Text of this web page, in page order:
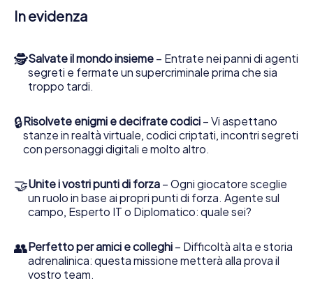
del Gallarate e avrete accesso alla vostra personale
galleria di immagini. Il gioco di Escape di myCityHunt rende
segreti e trasformi Gallarate in un'Escape Room all'aperto!
In evidenza
🕵Salvate il mondo insieme – Entrate nei panni di agenti
segreti e fermate un supercriminale prima che sia
troppo tardi.
🔒Risolvete enigmi e decifrate codici – Vi aspettano
stanze in realtà virtuale, codici criptati, incontri segreti
con personaggi digitali e molto altro.
🤝Unite i vostri punti di forza – Ogni giocatore sceglie
un ruolo in base ai propri punti di forza. Agente sul
campo, Esperto IT o Diplomatico: quale sei?
👥Perfetto per amici e colleghi – Difficoltà alta e storia
adrenalinica: questa missione metterà alla prova il
vostro team.